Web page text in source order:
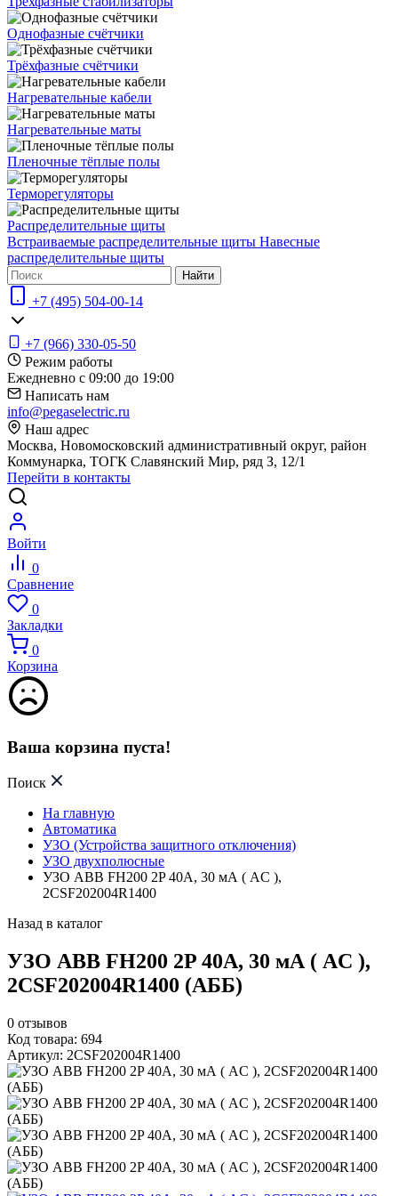
Однофазные счётчики
Трёхфазные счётчики
Нагревательные кабели
Нагревательные маты
Пленочные тёплые полы
Терморегуляторы
Распределительные щиты
Встраиваемые распределительные щиты Навесные
распределительные щиты
Найти
+7 (495) 504-00-14
+7 (966) 330-05-50
Режим работы
Ежедневно с 09:00 до 19:00
Написать нам
info@pegaselectric.ru
Наш адрес
Москва, Новомосковский административный округ, район
Коммунарка, ТОГК Славянский Мир, ряд З, 12/1
Перейти в контакты
Войти
0
Сравнение
0
Закладки
0
Корзина
Ваша корзина пуста!
Поиск
На главную
Автоматика
УЗО (Устройства защитного отключения)
УЗО двухполюсные
УЗО ABB FH200 2P 40А, 30 мА ( AC ),
2CSF202004R1400
Назад в каталог
УЗО ABB FH200 2P 40А, 30 мА ( AC ),
2CSF202004R1400 (АББ)
0 отзывов
Код товара: 694
Артикул: 2CSF202004R1400